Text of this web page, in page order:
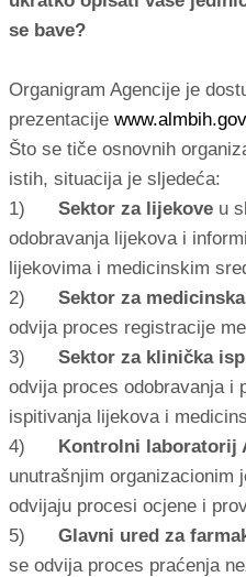
se bave?
Organigram Agencije je
prezentacije
Što se tiče osnovnih
istih, situacija je sljedeća:
1) Sektor za lijekove u
odobravanja lijekova i
lijekovima i medicinskim
2) Sektor za
odvija proces registracije
3) Sektor za klinička
odvija proces odobravanja i
ispitivanja lijekova i
4) Kontrolni laboratorij
unutrašnjim organizacionim
odvijaju procesi ocjene i
5) Glavni ured za
se odvija proces praćenja